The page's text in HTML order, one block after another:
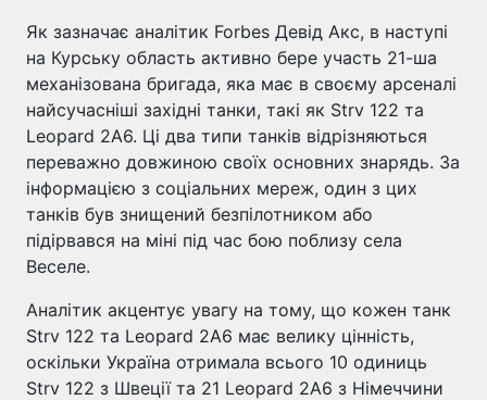
Як зазначає аналітик Forbes Девід Акс, в наступі
на Курську область активно бере участь 21-ша
механізована бригада, яка має в своєму арсеналі
найсучасніші західні танки, такі як Strv 122 та
Leopard 2A6. Ці два типи танків відрізняються
переважно довжиною своїх основних знарядь. За
інформацією з соціальних мереж, один з цих
танків був знищений безпілотником або
підірвався на міні під час бою поблизу села
Веселе.
Аналітик акцентує увагу на тому, що кожен танк
Strv 122 та Leopard 2A6 має велику цінність,
оскільки Україна отримала всього 10 одиниць
Strv 122 з Швеції та 21 Leopard 2A6 з Німеччини